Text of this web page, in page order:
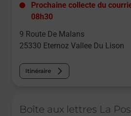
Prochaine collecte du
08h30
9 Route De Malans
25330 Eternoz Vallee Du Lison
Itinéraire
Boîte aux lettres La